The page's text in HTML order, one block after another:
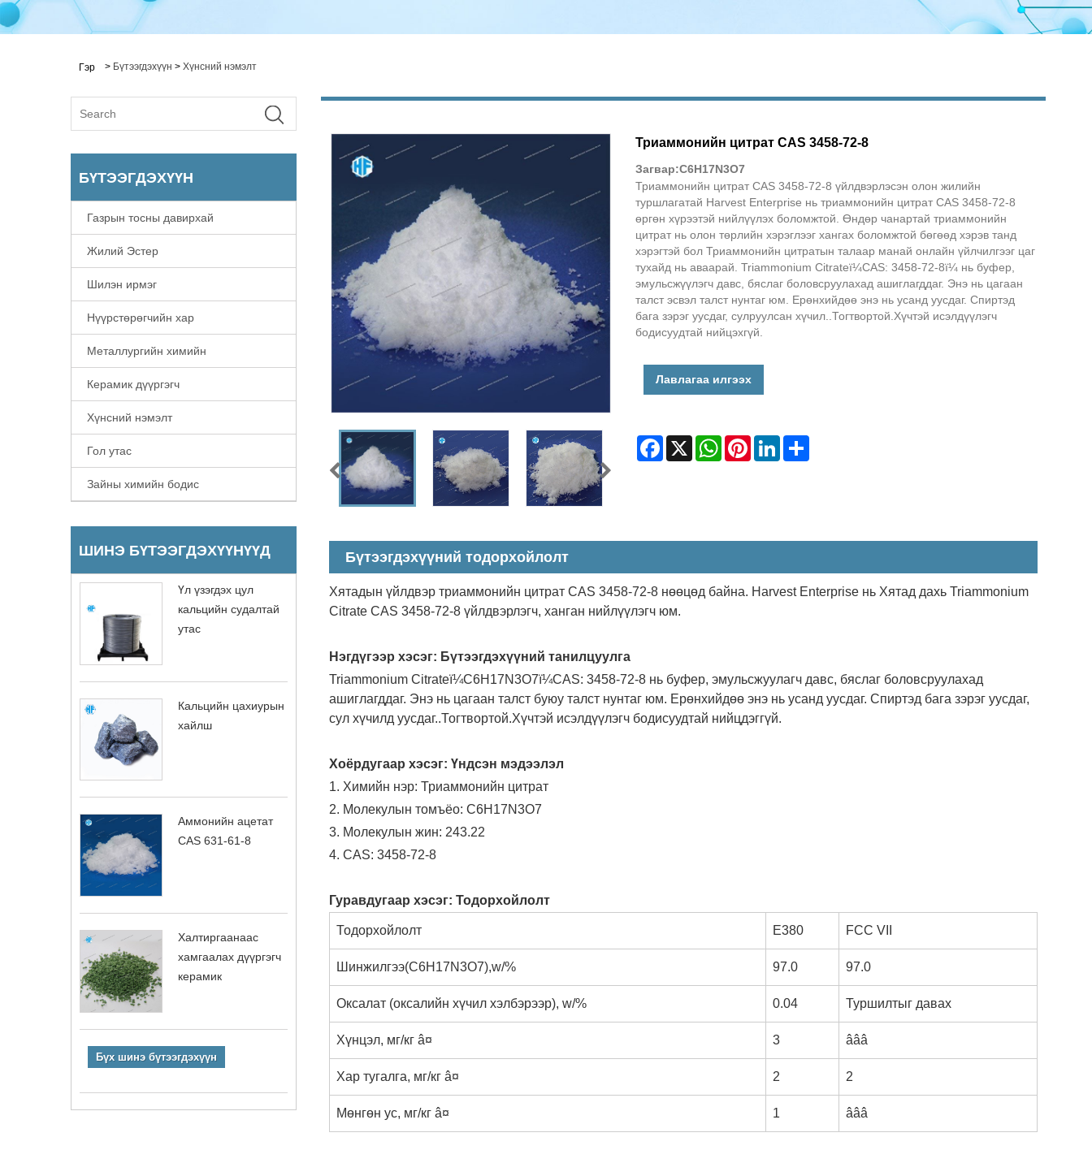
Гэр > Бүтээгдэхүүн > Хүнсний нэмэлт
БҮТЭЭГДЭХҮҮН
Газрын тосны давирхай
Жилий Эстер
Шилэн ирмэг
Нүүрстөрөгчийн хар
Металлургийн химийн
Керамик дүүргэгч
Хүнсний нэмэлт
Гол утас
Зайны химийн бодис
ШИНЭ БҮТЭЭГДЭХҮҮНҮҮД
Үл үзэгдэх цул
кальцийн судалтай
утас
Кальцийн цахиурын
хайлш
Аммонийн ацетат
CAS 631-61-8
Халтиргаанаас
хамгаалах дүүргэгч
керамик
Бүх шинэ бүтээгдэхүүн
Триаммонийн цитрат CAS 3458-72-8
Загвар:C6H17N3O7
Триаммонийн цитрат CAS 3458-72-8 үйлдвэрлэсэн олон жилийн
туршлагатай Harvest Enterprise нь триаммонийн цитрат CAS 3458-72-8
өргөн хүрээтэй нийлүүлэх боломжтой. Өндөр чанартай триаммонийн
цитрат нь олон төрлийн хэрэглээг хангах боломжтой бөгөөд хэрэв танд
хэрэгтэй бол Триаммонийн цитратын талаар манай онлайн үйлчилгээг цаг
тухайд нь аваарай. Triammonium Citrateï¼CAS: 3458-72-8ï¼ нь буфер,
эмульсжүүлэгч давс, бяслаг боловсруулахад ашиглагддаг. Энэ нь цагаан
талст эсвэл талст нунтаг юм. Ерөнхийдөө энэ нь усанд уусдаг. Спиртэд
бага зэрэг уусдаг, сулруулсан хүчил..Тогтвортой.Хүчтэй исэлдүүлэгч
бодисуудтай нийцэхгүй.
Лавлагаа илгээх
Facebook
X WhatsAppPinterestLinkedInShare
Бүтээгдэхүүний тодорхойлолт
Хятадын үйлдвэр триаммонийн цитрат CAS 3458-72-8 нөөцөд байна. Harvest Enterprise нь Хятад дахь Triammonium
Citrate CAS 3458-72-8 үйлдвэрлэгч, ханган нийлүүлэгч юм.
Нэгдүгээр хэсэг: Бүтээгдэхүүний танилцуулга
Triammonium Citrateï¼C6H17N3O7ï¼CAS: 3458-72-8 нь буфер, эмульсжуулагч давс, бяслаг боловсруулахад
ашиглагддаг. Энэ нь цагаан талст буюу талст нунтаг юм. Ерөнхийдөө энэ нь усанд уусдаг. Спиртэд бага зэрэг уусдаг,
сул хүчилд уусдаг..Тогтвортой.Хүчтэй исэлдүүлэгч бодисуудтай нийцдэггүй.
Хоёрдугаар хэсэг: Үндсэн мэдээлэл
1. Химийн нэр: Триаммонийн цитрат
2. Молекулын томъёо: C6H17N3O7
3. Молекулын жин: 243.22
4. CAS: 3458-72-8
Гуравдугаар хэсэг: Тодорхойлолт
Тодорхойлолт E380 FCC VII
Шинжилгээ(C6H17N3O7),w/% 97.0 97.0
Оксалат (оксалийн хүчил хэлбэрээр), w/% 0.04 Туршилтыг давах
Хүнцэл, мг/кг â¤ 3 âââ
Хар тугалга, мг/кг â¤ 2 2
Мөнгөн ус, мг/кг â¤ 1 âââ